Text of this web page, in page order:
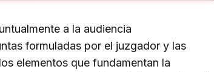
a la audiencia
formuladas por el juzgador y las
elementos que fundamentan la